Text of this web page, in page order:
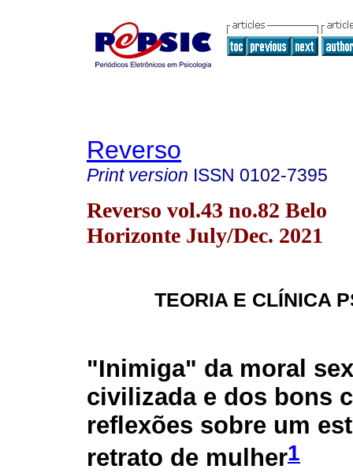
Reverso
Print version ISSN 0102-7395
Reverso vol.43 no.82 Belo
Horizonte July/Dec. 2021
TEORIA E CLÍNICA
"Inimiga" da moral
civilizada e dos bons
reflexões sobre um
retrato de mulher1